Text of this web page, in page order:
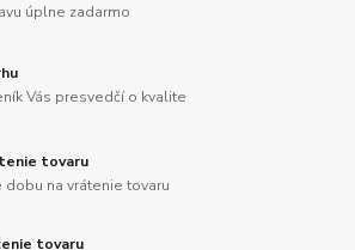
úplne zadarmo
Vás presvedčí o kvalite
tovaru
na vrátenie tovaru
tovaru